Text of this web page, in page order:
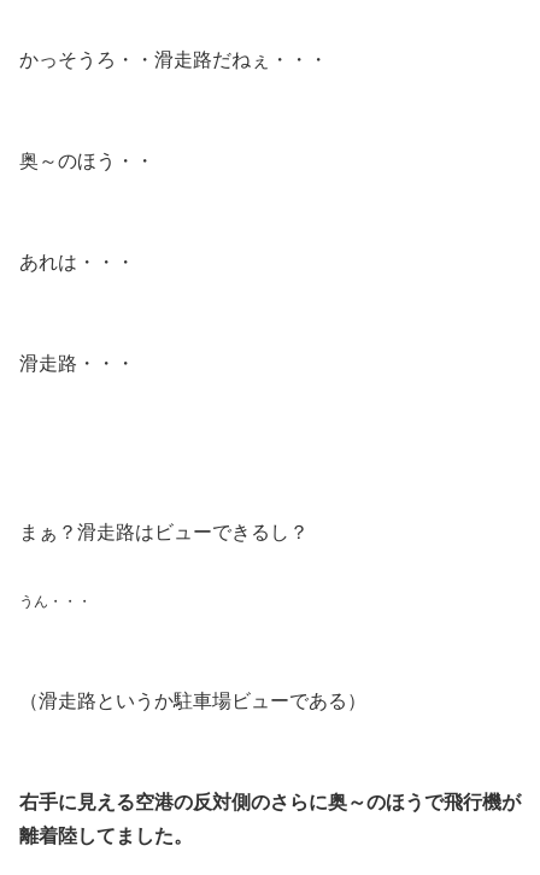
かっそうろ・・滑走路だねぇ・・・
奥～のほう・・
あれは・・・
滑走路・・・
まぁ？ 滑走路はビューできるし？
うん・・・
（滑走路というか駐車場ビューである）
右手に見える空港の反対側のさらに奥～のほうで飛行機が
離着陸してました。